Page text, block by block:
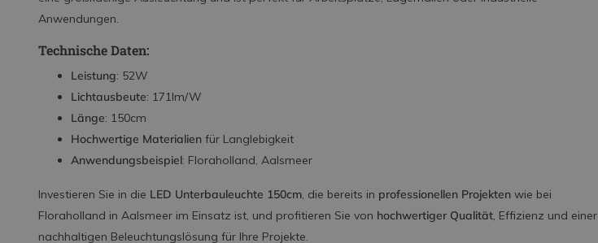
Anwendungen.
Technische Daten:
Leistung: 52W
Lichtausbeute: 171lm/W
Länge: 150cm
Hochwertige Materialien für Langlebigkeit
Anwendungsbeispiel: Floraholland, Aalsmeer
Investieren Sie in die LED Unterbauleuchte 150cm, die bereits in professionellen Projekten wie bei
Floraholland in Aalsmeer im Einsatz ist, und profitieren Sie von hochwertiger Qualität, Effizienz und einer
nachhaltigen Beleuchtungslösung für Ihre Projekte.